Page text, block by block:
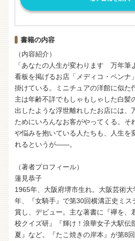
書籍の内容
（内容紹介）
「あなたの人生が変わります 万年筆
看板を掲げるお店「メディコ・ペンナ
掛けている。ミニチュアの洋館に似た
主は年齢不詳でもしゃもしゃした白髪
出したような浮世離れしたお店には、
ためにいろんなお客がやってくる。そ
や悩みを抱いている人たちも、人生を
れるというが――。
（著者プロフィール）
蓮見恭子
1965年、大阪府堺市生れ。大阪芸術
年、『女騎手』で第30回横溝正史ミス
賞し、デビュー。主な著書に『襷を、
校クイズ研』『輝け！浪華女子大駅伝
夏』など。『たこ焼きの岸本』が第8